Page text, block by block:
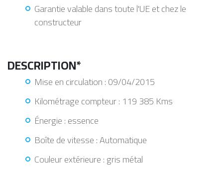
Garantie valable dans toute l'UE et chez le
constructeur
DESCRIPTION*
Mise en circulation : 09/04/2015
Kilométrage compteur : 119 385 Kms
Énergie : essence
Boîte de vitesse : Automatique
Couleur extérieure : gris métal